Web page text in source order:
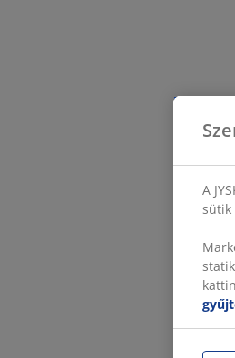
A
sütik